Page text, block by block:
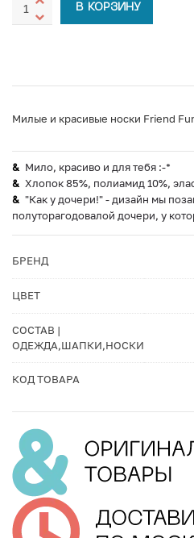
В КОРЗИНУ
Милые и красивые носки Friend
Мило, красиво и для тебя :-*
Хлопок 85%, полиамид 10%,
"Как у дочери!" - дизайн мы
полуторагодовалой дочери, у
БРЕНД
ЦВЕТ
СОСТАВ |
ОДЕЖДА,ШАПКИ,НОСКИ
КОД ТОВАРА